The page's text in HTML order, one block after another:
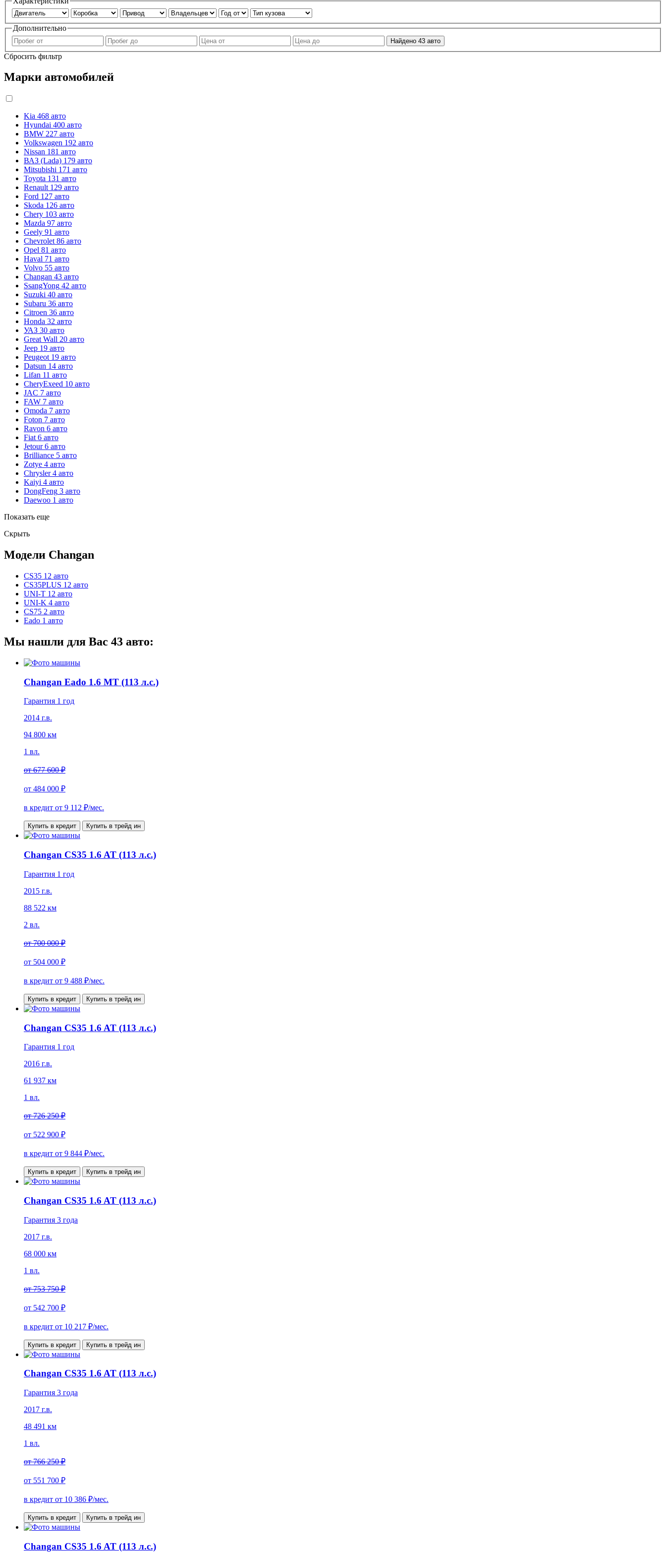
Дополнительно
Найдено 43 авто
Сбросить фильтр
Марки автомобилей
Kia 468 авто
Hyundai 400 авто
BMW 227 авто
Volkswagen 192 авто
Nissan 181 авто
ВАЗ (Lada) 179 авто
Mitsubishi 171 авто
Toyota 131 авто
Renault 129 авто
Ford 127 авто
Skoda 126 авто
Chery 103 авто
Mazda 97 авто
Geely 91 авто
Chevrolet 86 авто
Opel 81 авто
Haval 71 авто
Volvo 55 авто
Changan 43 авто
SsangYong 42 авто
Suzuki 40 авто
Subaru 36 авто
Citroen 36 авто
Honda 32 авто
УАЗ 30 авто
Great Wall 20 авто
Jeep 19 авто
Peugeot 19 авто
Datsun 14 авто
Lifan 11 авто
CheryExeed 10 авто
JAC 7 авто
FAW 7 авто
Omoda 7 авто
Foton 7 авто
Ravon 6 авто
Fiat 6 авто
Jetour 6 авто
Brilliance 5 авто
Zotye 4 авто
Chrysler 4 авто
Kaiyi 4 авто
DongFeng 3 авто
Daewoo 1 авто
Показать еще
Скрыть
Модели Changan
CS35 12 авто
CS35PLUS 12 авто
UNI-T 12 авто
UNI-K 4 авто
CS75 2 авто
Eado 1 авто
Мы нашли для Вас 43 авто:
Changan Eado 1.6 MT (113 л.с.)
Гарантия 1 год
2014 г.в.
94 800 км
1 вл.
от677 600 ₽
от 484 000 ₽
в кредит от 9 112 ₽/мес.
Купить в кредит Купить в трейд ин
Changan CS35 1.6 AT (113 л.с.)
Гарантия 1 год
2015 г.в.
88 522 км
2 вл.
от700 000 ₽
от 504 000 ₽
в кредит от 9 488 ₽/мес.
Купить в кредит Купить в трейд ин
Changan CS35 1.6 AT (113 л.с.)
Гарантия 1 год
2016 г.в.
61 937 км
1 вл.
от726 250 ₽
от 522 900 ₽
в кредит от 9 844 ₽/мес.
Купить в кредит Купить в трейд ин
Changan CS35 1.6 AT (113 л.с.)
Гарантия 3 года
2017 г.в.
68 000 км
1 вл.
от753 750 ₽
от 542 700 ₽
в кредит от 10 217 ₽/мес.
Купить в кредит Купить в трейд ин
Changan CS35 1.6 AT (113 л.с.)
Гарантия 3 года
2017 г.в.
48 491 км
1 вл.
от766 250 ₽
от 551 700 ₽
в кредит от 10 386 ₽/мес.
Купить в кредит Купить в трейд ин
Changan CS35 1.6 AT (113 л.с.)